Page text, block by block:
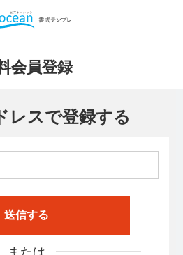
会員登録
レスで登録する
送信する
または